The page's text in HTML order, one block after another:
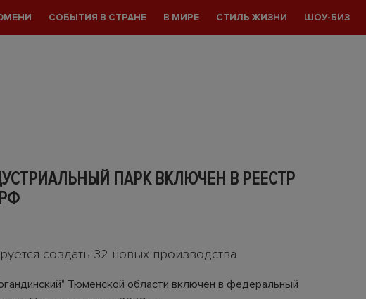
СОБЫТИЯ В СТРАНЕ В МИРЕ СТИЛЬ ЖИЗНИ ШОУ-БИЗ
ПАРК ВКЛЮЧЕН В РЕЕСТР
создать 32 новых производства
Тюменской области включен в федеральный